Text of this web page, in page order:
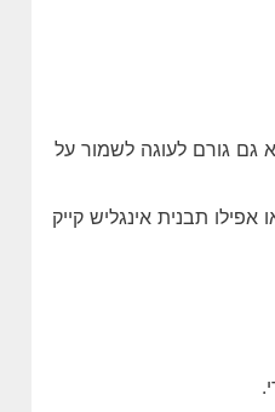
גם גורם לעוגה לשמור על
או אפילו תבנית אינגליש קייק